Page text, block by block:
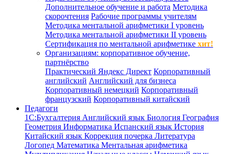
Дополнительное обучение и работа Методика
скорочтения Рабочие программы учителям
Методика ментальной арифметики I уровень
Методика ментальной арифметики II уровень
Сертификация по ментальной арифметике хит!
Организациям: корпоративное обучение,
партнёрство
Практический Яндекс Директ Корпоративный
английский Английский для бизнеса
Корпоративный немецкий Корпоративный
французский Корпоративный китайский
Педагоги
1С:Бухгалтерия Английский язык Биология География
Геометрия Информатика Испанский язык История
Китайский язык Коррекция почерка Литература
Логопед Математика Ментальная арифметика